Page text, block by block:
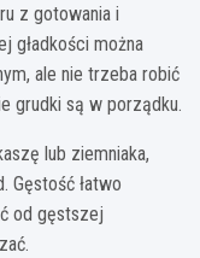
z gotowania i
gładkości można
ale nie trzeba robić
grudki są w porządku.
lub ziemniaka,
Gęstość łatwo
od gęstszej